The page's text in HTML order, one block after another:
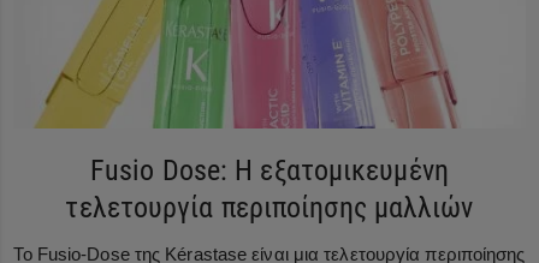
Fusio Dose: Η εξατομικευμένη
τελετουργία περιποίησης μαλλιών
Το Fusio-Dose της Kérastase είναι μια τελετουργία περιποίησης